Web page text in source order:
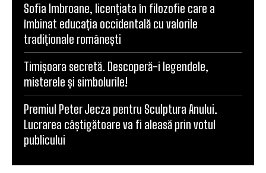
Sofia Imbroane, licențiata în filozofie care a
îmbinat educația occidentală cu valorile
tradiționale românești
Timișoara secretă. Descoperă-i legendele,
misterele și simbolurile!
Premiul Peter Jecza pentru Sculptura Anului.
Lucrarea câștigătoare va fi aleasă prin votul
publicului